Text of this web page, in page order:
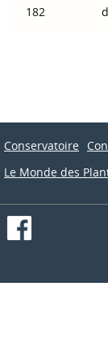
182
Conservatoire
Le Monde des